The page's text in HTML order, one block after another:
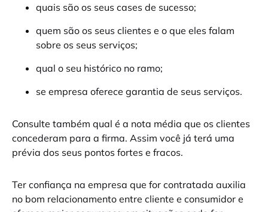
quais são os seus cases de sucesso;
quem são os seus clientes e o que eles falam
sobre os seus serviços;
qual o seu histórico no ramo;
se empresa oferece garantia de seus serviços.
Consulte também qual é a nota média que os clientes
concederam para a firma. Assim você já terá uma
prévia dos seus pontos fortes e fracos.
Ter confiança na empresa que for contratada auxilia
no bom relacionamento entre cliente e consumidor e